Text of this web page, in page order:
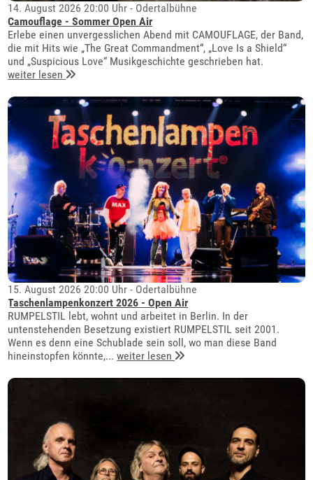
14. August 2026 20:00 Uhr - Odertalbühne
Camouflage - Sommer Open Air
Erlebe einen unvergesslichen Abend mit CAMOUFLAGE, der Band,
die mit Hits wie „The Great Commandment“, „Love Is a Shield“
und „Suspicious Love“ Musikgeschichte geschrieben hat.
weiter lesen
15. August 2026 20:00 Uhr - Odertalbühne
Taschenlampenkonzert 2026 - Open Air
RUMPELSTIL lebt, wohnt und arbeitet in Berlin. In der
untenstehenden Besetzung existiert RUMPELSTIL seit 2001.
Wenn es denn eine Schublade sein soll, wo man diese Band
hineinstopfen könnte,...weiter lesen